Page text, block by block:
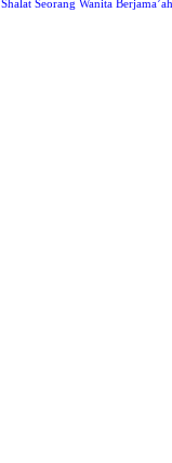
Shalat Seorang Wanita